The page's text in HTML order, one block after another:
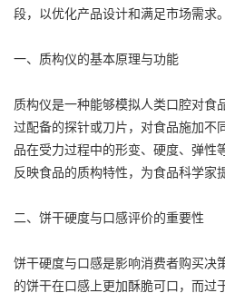
段，以优化产品设计和满足市场需求。
一、质构仪的基本原理与功能
质构仪是一种能够模拟人类口腔对食
过配备的探针或刀片，对食品施加不
品在受力过程中的形变、硬度、弹性
反映食品的质构特性，为食品科学家
二、饼干硬度与口感评价的重要性
饼干硬度与口感是影响消费者购买决
的饼干在口感上更加酥脆可口，而过